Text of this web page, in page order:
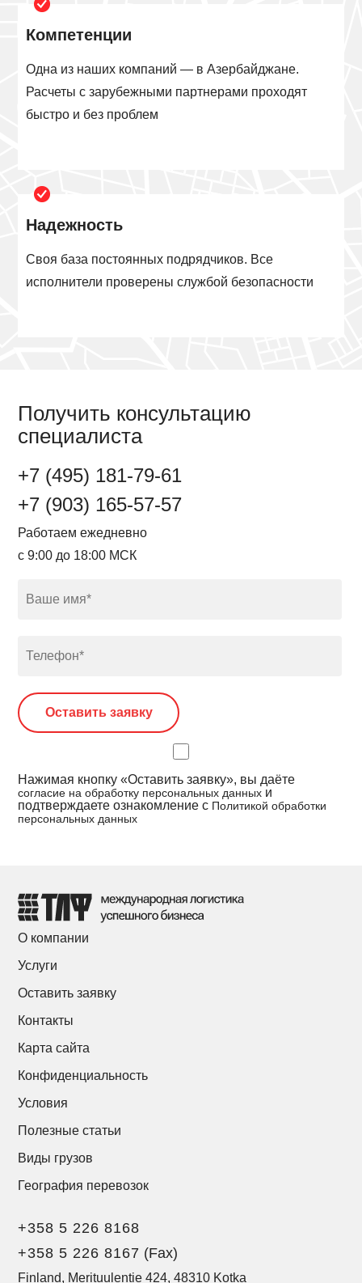
Компетенции
Одна из наших компаний — в Азербайджане.
Расчеты с зарубежными партнерами проходят
быстро и без проблем
Надежность
Своя база постоянных подрядчиков. Все
исполнители проверены службой безопасности
Получить консультацию
специалиста
+7 (495) 181-79-61
+7 (903) 165-57-57
Работаем ежедневно
с 9:00 до 18:00 МСК
Нажимая кнопку «Оставить заявку», вы даёте
согласие на обработку персональных данных и
подтверждаете ознакомление с Политикой обработки
персональных данных
О компании
Услуги
Оставить заявку
Контакты
Карта сайта
Конфиденциальность
Условия
Полезные статьи
Виды грузов
География перевозок
+358 5 226 8168
+358 5 226 8167 (Fax)
Finland, Merituulentie 424, 48310 Kotka